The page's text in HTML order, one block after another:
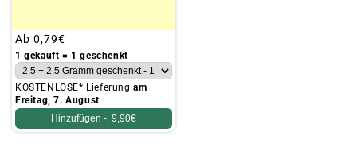
Üblicher
Preis
Ab 0,79€
1 gekauft = 1 geschenkt
KOSTENLOSE* Lieferungam
Freitag, 7. August
Hinzufügen -. 9,90€